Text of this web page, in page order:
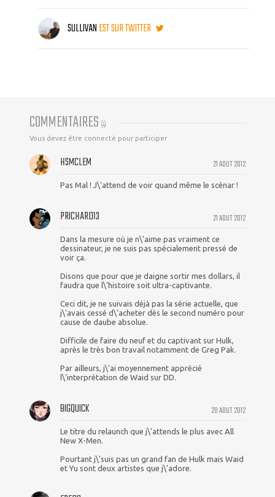
SULLIVANEST SUR TWITTER
COMMENTAIRES (4)
Vous devez être connecté pour participer
21 AOUT 2012
HSMCLEM
Pas Mal ! J\'attend de voir quand même le scénar !
21 AOUT 2012
PRICHARD13
Dans la mesure où je n\'aime pas vraiment ce
dessinateur, je ne suis pas spécialement pressé de
voir ça.
Disons que pour que je daigne sortir mes dollars, il
faudra que l\'histoire soit ultra-captivante.
Ceci dit, je ne suivais déjà pas la série actuelle, que
j\'avais cessé d\'acheter dès le second numéro pour
cause de daube absolue.
Difficile de faire du neuf et du captivant sur Hulk,
après le très bon travail notamment de Greg Pak.
Par ailleurs, j\'ai moyennement apprécié
l\'interprétation de Waid sur DD.
20 AOUT 2012
BIGQUICK
Le titre du relaunch que j\'attends le plus avec All
New X-Men.
Pourtant j\'suis pas un grand fan de Hulk mais Waid
et Yu sont deux artistes que j\'adore.